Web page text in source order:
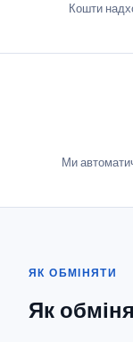
Кошти
Ми
ЯК ОБМІНЯТИ
Як